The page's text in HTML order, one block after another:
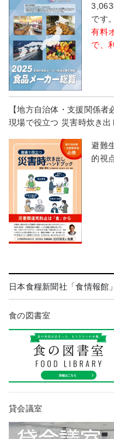
です。
有料
で、
【地方自治体・支援関係者
現場で役立つ 災害時炊き出
避難
的視
日本食糧新聞社「食情報館」
食の図書室
貸会議室